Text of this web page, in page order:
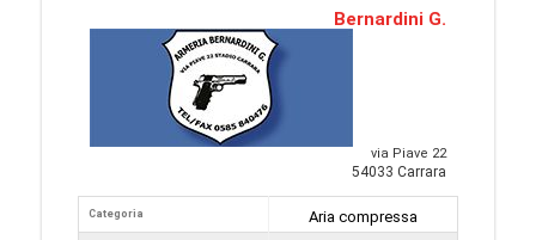
Bernardini G.
via Piave 22
54033 Carrara
Categoria
Aria compressa